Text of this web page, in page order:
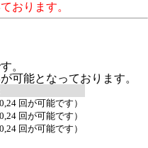
おります。
。
可能となっております。
回が可能です）
回が可能です）
回が可能です）